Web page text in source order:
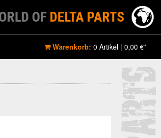
OF DELTA PARTS
Warenkorb: 0 Artikel | 0,00 €*